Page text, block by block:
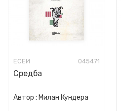
ЕСЕИ 045471
Средба
Автор : Милан Кундера